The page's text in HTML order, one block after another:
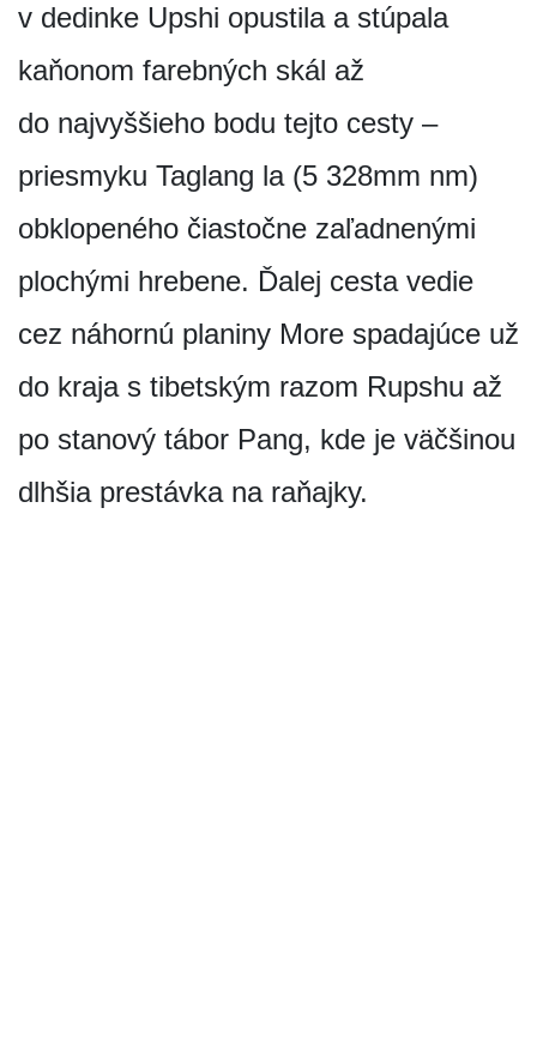
v dedinke Upshi opustila a stúpala
kaňonom farebných skál až
do najvyššieho bodu tejto cesty –
priesmyku Taglang la (5 328mm nm)
obklopeného čiastočne zaľadnenými
plochými hrebene. Ďalej cesta vedie
cez náhornú planiny More spadajúce už
do kraja s tibetským razom Rupshu až
po stanový tábor Pang, kde je väčšinou
dlhšia prestávka na raňajky.